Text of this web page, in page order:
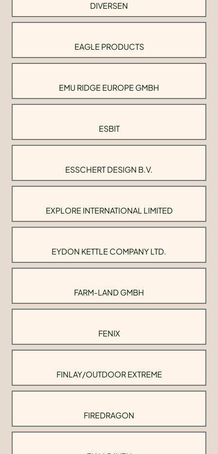
DIVERSEN
EAGLE PRODUCTS
EMU RIDGE EUROPE GMBH
ESBIT
ESSCHERT DESIGN B.V.
EXPLORE INTERNATIONAL LIMITED
EYDON KETTLE COMPANY LTD.
FARM-LAND GMBH
FENIX
FINLAY/OUTDOOR EXTREME
FIREDRAGON